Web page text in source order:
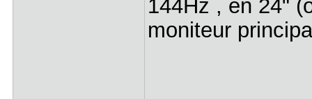
144Hz , en 24"
moniteur